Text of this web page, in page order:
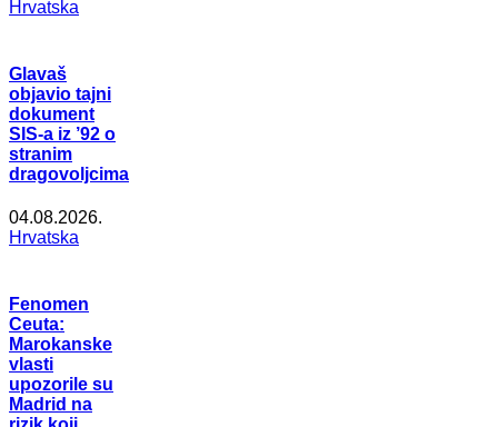
Hrvatska
Glavaš
objavio tajni
dokument
SIS-a iz ’92 o
stranim
dragovoljcima
04.08.2026.
Hrvatska
Fenomen
Ceuta:
Marokanske
vlasti
upozorile su
Madrid na